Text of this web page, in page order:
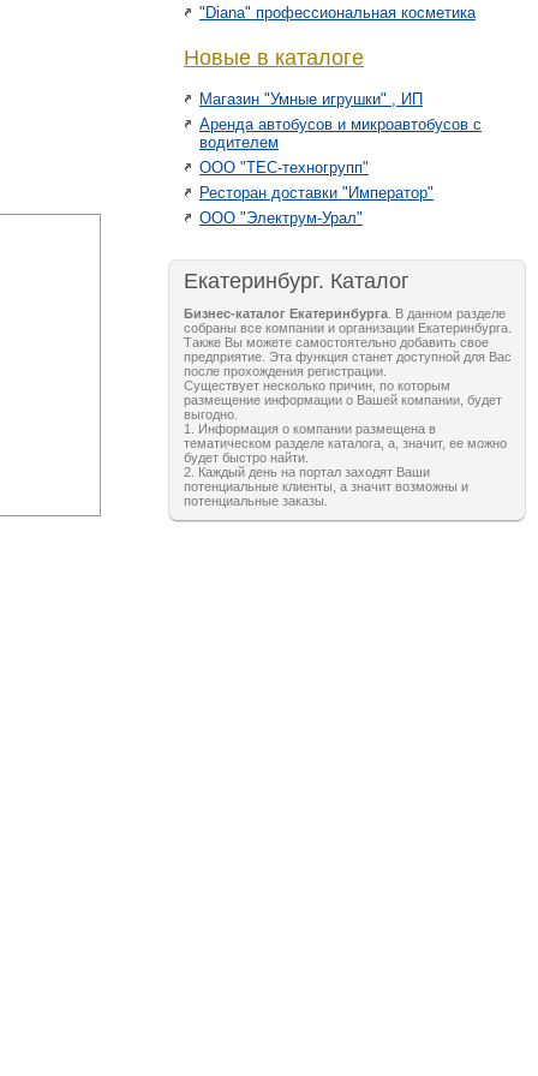
"Diana" профессиональная косметика
Новые в каталоге
Магазин "Умные игрушки" , ИП
Аренда автобусов и микроавтобусов с
водителем
ООО "ТЕС-техногрупп"
Ресторан доставки "Император"
ООО "Электрум-Урал"
Екатеринбург. Каталог
Бизнес-каталог Екатеринбурга . В данном разделе
собраны все компании и организации Екатеринбурга.
Также Вы можете самостоятельно добавить свое
предприятие. Эта функция станет доступной для Вас
после прохождения регистрации.
Существует несколько причин, по которым
размещение информации о Вашей компании, будет
выгодно.
1. Информация о компании размещена в
тематическом разделе каталога, а, значит, ее можно
будет быстро найти.
2. Каждый день на портал заходят Ваши
потенциальные клиенты, а значит возможны и
потенциальные заказы.